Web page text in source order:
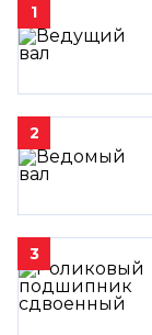
1
2
3